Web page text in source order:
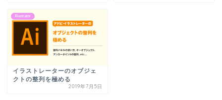
Illustrator
イラストレーターのオブジェ
クトの整列を極める
2019年7月5日